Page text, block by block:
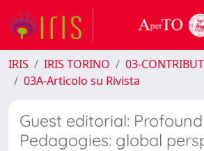
IRIS IRIS TORINO
03-
03A-Articolo su Rivista
Guest editorial:
Pedagogies: global